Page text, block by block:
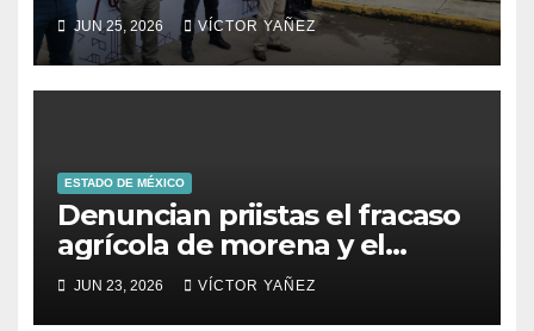
Prolongación León Guzmán
JUN 25, 2026 VÍCTOR YAÑEZ
ESTADO DE MÉXICO
Denuncian priistas el fracaso
agrícola de morena y el
abandono al campo
mexicano
JUN 23, 2026 VÍCTOR YAÑEZ